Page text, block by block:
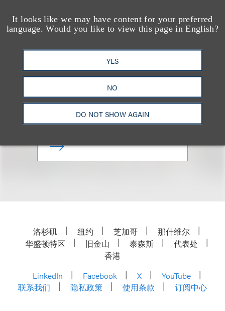
It looks like we may have content for your preferred
language. Would you like to view this page in English?
YES
NO
DO NOT SHOW AGAIN
Ashley B. Sawyer
合伙人
+1.202.618.5008
Email
洛杉矶 纽约 芝加哥
那什维尔
华盛顿特区
旧金山 泰森斯
代表处
香港
LinkedIn
Facebook X
YouTube
联系我们
隐私政策 使用条款 订阅中心